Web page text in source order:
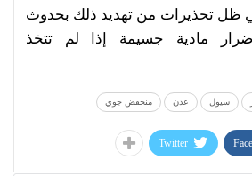
في ظل تحذيرات من تهديد ذلك بحدوث
مادية جسيمة إذا لم تتخذ
سيول عدن منخفض جوي
Twitter